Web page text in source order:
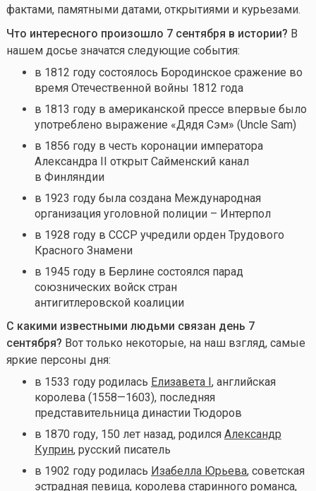
фактами, памятными датами, открытиями и курьезами.
Что интересного произошло 7 сентября в истории? В
нашем досье значатся следующие события:
в 1812 году состоялось Бородинское сражение во
время Отечественной войны 1812 года
в 1813 году в американской прессе впервые было
употреблено выражение «Дядя Сэм» (Uncle Sam)
в 1856 году в честь коронации императора
Александра II открыт Сайменский канал
в Финляндии
в 1923 году была создана Международная
организация уголовной полиции – Интерпол
в 1928 году в СССР учредили орден Трудового
Красного Знамени
в 1945 году в Берлине состоялся парад
союзнических войск стран
антигитлеровской коалиции
С какими известными людьми связан день 7
сентября? Вот только некоторые, на наш взгляд, самые
яркие персоны дня:
в 1533 году родилась Елизавета I, английская
королева (1558—1603), последняя
представительница династии Тюдоров
в 1870 году, 150 лет назад, родился Александр
Куприн, русский писатель
в 1902 году родилась Изабелла Юрьева, советская
эстрадная певица, королева старинного романса,